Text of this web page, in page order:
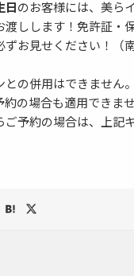
日のお客様には、美ら
渡しします！免許証・
お見せください！（
の併用はできません
約の場合も適用できま
ご予約の場合は、上記